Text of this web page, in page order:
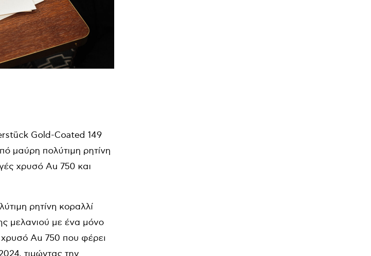
Gold-Coated 149
μαύρη πολύτιμη ρητίνη
χρυσό Au 750 και
ρητίνη κοραλλί
μελανιού με ένα μόνο
Au 750 που φέρει
τιμώντας την